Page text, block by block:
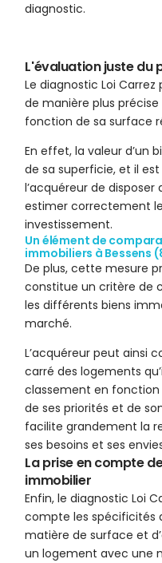
diagnostic.
L'évaluation juste du
Le diagnostic Loi
de manière plus
fonction de sa surface
En effet, la valeur d’un
de sa superficie, et il
l’acquéreur de
estimer correctement
investissement.
Un élément de
immobiliers à Bessens
De plus, cette mesure
constitue un critère de
les différents biens
marché.
L’acquéreur peut ainsi
carré des logements
classement en fonction
de ses priorités et de
facilite grandement la
ses besoins et ses
La prise en compte
immobilier
Enfin, le diagnostic Loi
compte les spécificités
matière de surface et
un logement avec une